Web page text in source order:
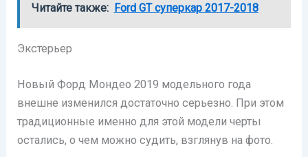
Читайте также: Ford GT суперкар 2017-2018
Экстерьер
Новый Форд Мондео 2019 модельного года
внешне изменился достаточно серьезно. При этом
традиционные именно для этой модели черты
остались, о чем можно судить, взглянув на фото.